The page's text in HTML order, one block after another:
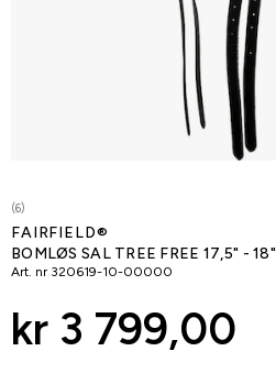
(6)
FAIRFIELD®
BOMLØS SAL TREE FREE 17,5" - 18"
Art. nr 320619-10-00000
kr 3 799,00